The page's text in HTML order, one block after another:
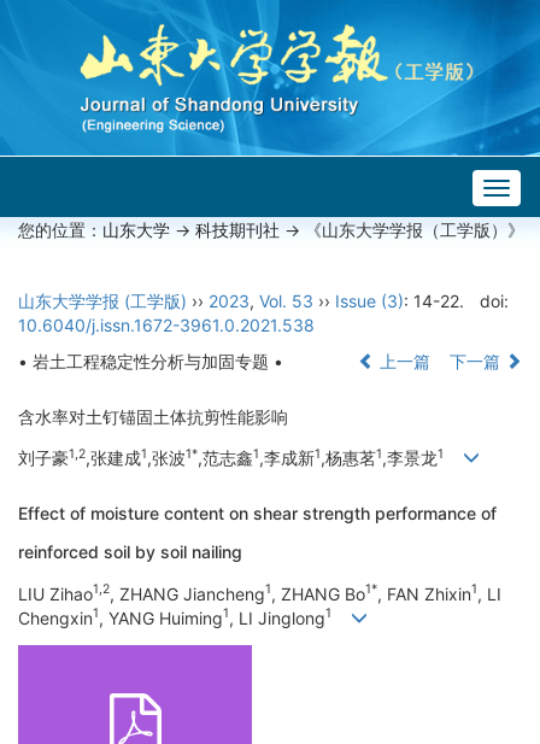
您的位置： 山东大学 -> 科技期刊社 -> 《山东大学学报（工学版）》
山东大学学报 (工学版) ›› 2023, Vol. 53 ›› Issue (3): 14-22.
doi:
10.6040/j.issn.1672-3961.0.2021.538
• 岩土工程稳定性分析与加固专题 •
上一篇 下一篇
含水率对土钉锚固土体抗剪性能影响
刘子豪1,2,张建成1,张波1*,范志鑫1,李成新1,杨惠茗1,李景龙1
Effect of moisture content on shear strength performance of
reinforced soil by soil nailing
LIU Zihao1,2, ZHANG Jiancheng1, ZHANG Bo1*, FAN Zhixin1, LI
Chengxin1, YANG Huiming1, LI Jinglong1